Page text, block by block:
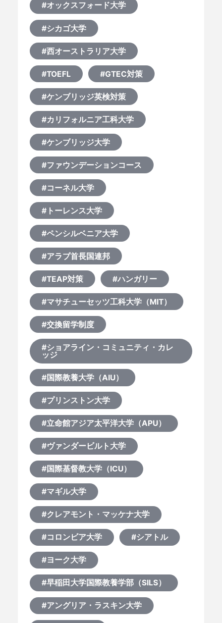
#オックスフォード大学
#シカゴ大学
#西オーストラリア大学
#TOEFL #GTEC対策
#ケンブリッジ英検対策
#カリフォルニア工科大学
#ケンブリッジ大学
#ファウンデーションコース
#コーネル大学
#トーレンス大学
#ペンシルベニア大学
#アラブ首長国連邦
#TEAP対策 #ハンガリー
#マサチューセッツ工科大学（MIT）
#交換留学制度
#ショアライン・コミュニティ・カレ
ッジ
#国際教養大学（AIU）
#プリンストン大学
#立命館アジア太平洋大学（APU）
#ヴァンダービルト大学
#国際基督教大学（ICU）
#マギル大学
#クレアモント・マッケナ大学
#コロンビア大学 #シアトル
#ヨーク大学
#早稲田大学国際教養学部（SILS）
#アングリア・ラスキン大学